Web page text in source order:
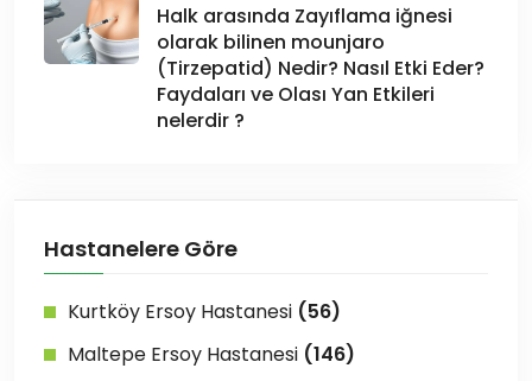
Halk arasında Zayıflama iğnesi
olarak bilinen mounjaro
(Tirzepatid) Nedir? Nasıl Etki Eder?
Faydaları ve Olası Yan Etkileri
nelerdir ?
Hastanelere Göre
Kurtköy Ersoy Hastanesi (56)
Maltepe Ersoy Hastanesi (146)